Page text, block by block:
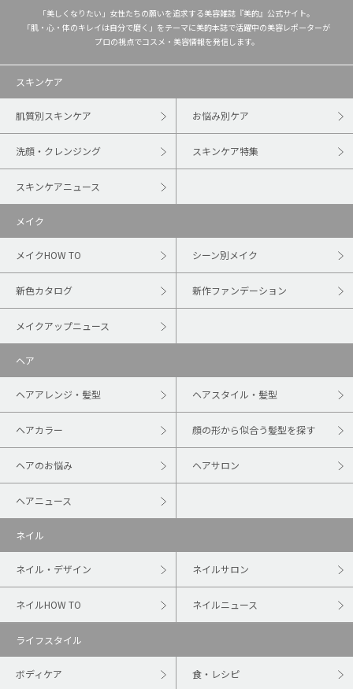
「美しくなりたい」女性たちの願いを追求する美容雑誌『美的』公式サイト。
「肌・心・体のキレイは自分で磨く」をテーマに美的本誌で活躍中の美容レポーターが
プロの視点でコスメ・美容情報を発信します。
スキンケア
肌質別スキンケア お悩み別ケア
洗顔・クレンジング スキンケア特集
スキンケアニュース
メイク
メイクHOW TO シーン別メイク
新色カタログ 新作ファンデーション
メイクアップニュース
ヘア
ヘアアレンジ・髪型 ヘアスタイル・髪型
ヘアカラー 顔の形から似合う髪型を探す
ヘアのお悩み ヘアサロン
ヘアニュース
ネイル
ネイル・デザイン ネイルサロン
ネイルHOW TO ネイルニュース
ライフスタイル
ボディケア 食・レシピ